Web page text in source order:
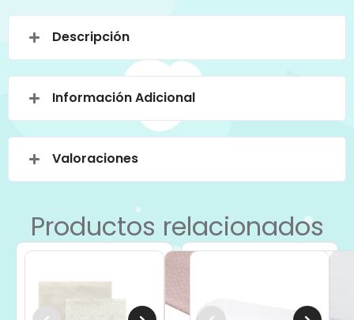
Descripción
Información Adicional
Valoraciones
Productos relacionados